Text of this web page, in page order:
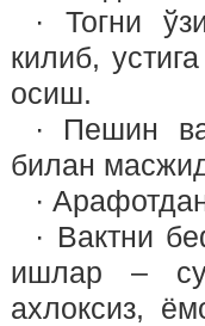
· Тогни
килиб,
осиш.
· Пешин
билан
·
· Вактни
ишлар –
ахлоксиз,